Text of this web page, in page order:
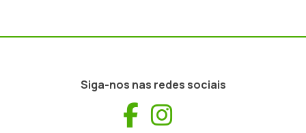
Siga-nos nas redes sociais
Facebook